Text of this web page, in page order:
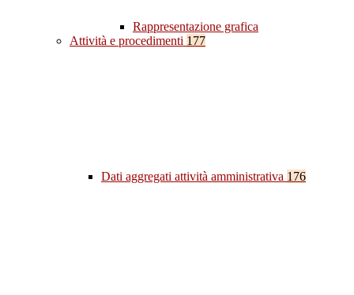
Rappresentazione grafica
Attività e procedimenti 177
Dati aggregati attività amministrativa 176